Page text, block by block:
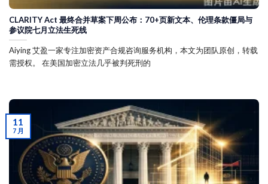
CLARITY Act 最终合并草案下周公布：70+页新文本、伦理条款僵局与
参议院七月立法生死线
Aiying 艾盈一家专注加密资产合规咨询服务机构，本文为团队原创，转载
需授权。 在美国加密立法几乎被判死刑的
11
7 月